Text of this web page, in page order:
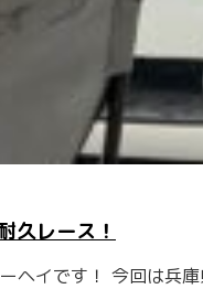
久レース！
ヘイです！ 今回は兵